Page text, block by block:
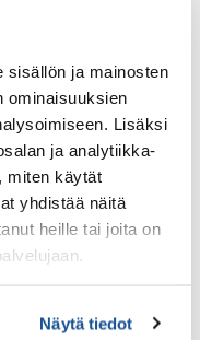
sisällön ja mainosten
ominaisuuksien
Lisäksi
ja analytiikka-
miten käytät
yhdistää näitä
heille tai joita on
Näytä tiedot